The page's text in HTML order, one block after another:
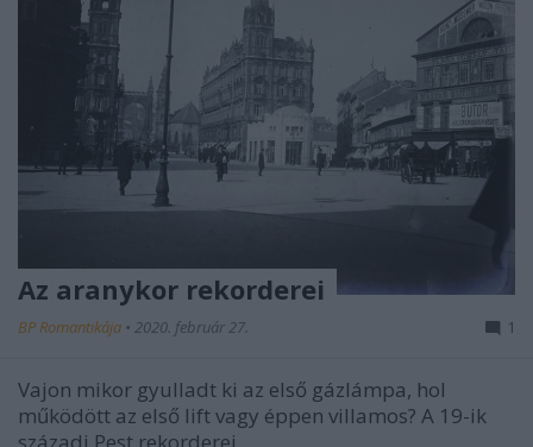
Az aranykor rekorderei
BP Romantikája • 2020. február 27. 1
Vajon mikor gyulladt ki az első gázlámpa, hol
működött az első lift vagy éppen villamos? A 19-ik